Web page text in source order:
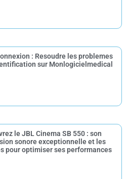
: Resoudre les problemes
sur Monlogicielmedical
le JBL Cinema SB 550 : son
sonore exceptionnelle et les
pour optimiser ses performances